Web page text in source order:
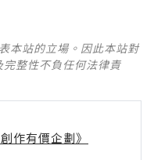
本站的立場。因此本站對
整性不負任何法律責
作有價企劃》